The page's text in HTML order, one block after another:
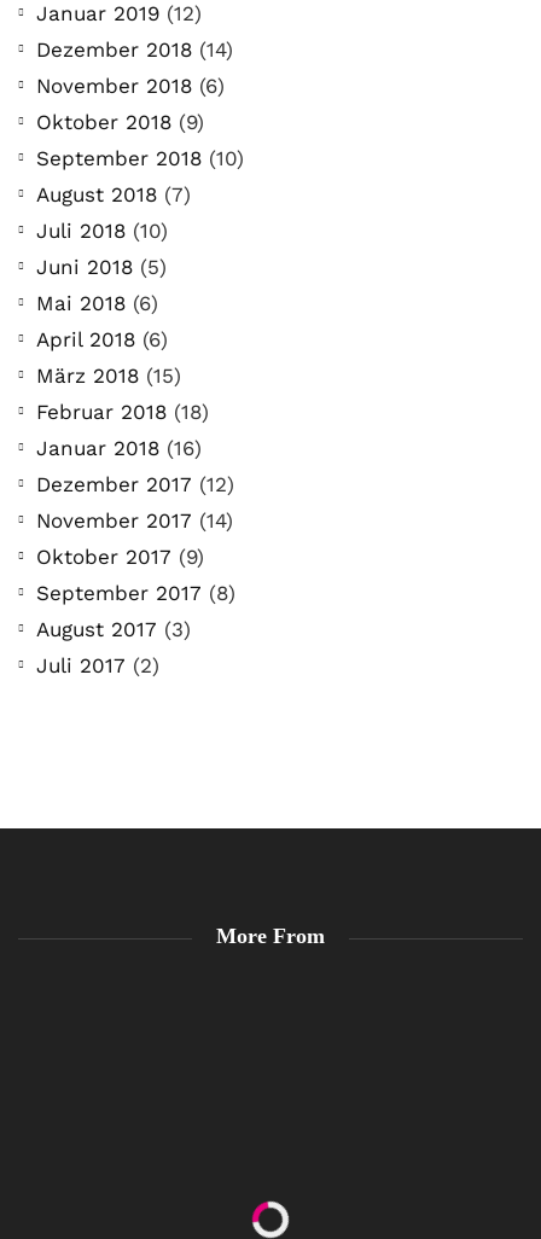
Januar 2019 (12)
Dezember 2018 (14)
November 2018 (6)
Oktober 2018 (9)
September 2018 (10)
August 2018 (7)
Juli 2018 (10)
Juni 2018 (5)
Mai 2018 (6)
April 2018 (6)
März 2018 (15)
Februar 2018 (18)
Januar 2018 (16)
Dezember 2017 (12)
November 2017 (14)
Oktober 2017 (9)
September 2017 (8)
August 2017 (3)
Juli 2017 (2)
More From